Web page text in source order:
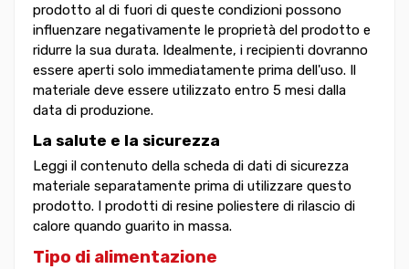
prodotto al di fuori di queste condizioni possono
influenzare negativamente le proprietà del prodotto e
ridurre la sua durata. Idealmente, i recipienti dovranno
essere aperti solo immediatamente prima dell'uso. Il
materiale deve essere utilizzato entro 5 mesi dalla
data di produzione.
La salute e la sicurezza
Leggi il contenuto della scheda di dati di sicurezza
materiale separatamente prima di utilizzare questo
prodotto. I prodotti di resine poliestere di rilascio di
calore quando guarito in massa.
Tipo di alimentazione